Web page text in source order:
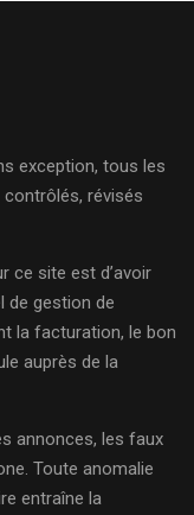
exception, tous les
révisés
ce site est d’avoir
de gestion de
la facturation, le bon
auprès de la
annonces, les faux
Toute anomalie
entraîne la